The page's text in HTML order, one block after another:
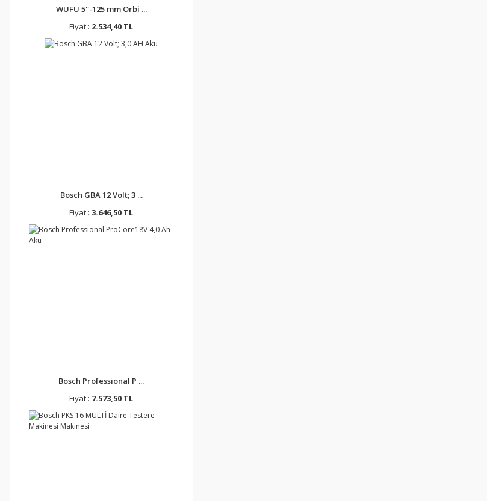
WUFU 5''-125 mm Orbi ...
Fiyat : 2.534,40 TL
Bosch GBA 12 Volt; 3 ...
Fiyat : 3.646,50 TL
Bosch Professional P ...
Fiyat : 7.573,50 TL